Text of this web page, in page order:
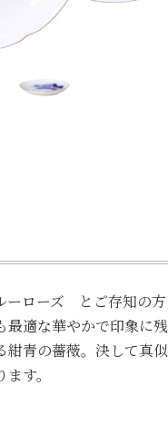
ーローズ とご存知の
最適な華やかで印象に
紺青の薔薇。決して真
す。